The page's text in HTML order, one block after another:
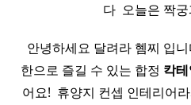
다 ​ 오늘은 짝
안녕하세요 달려라 혬찌 입
한으로 즐길 수 있는 합정 칵
어요! ​ 휴양지 컨셉 인테리어